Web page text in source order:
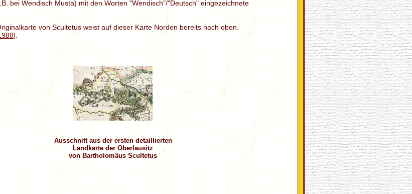
bei Wendisch Musta) mit den Worten "Wendisch"/"Deutsch" eingezeichnete
von Scultetus weist auf dieser Karte Norden bereits nach oben.
].
Ausschnitt aus der ersten detaillierten
Landkarte der Oberlausitz
von Bartholomäus Scultetus